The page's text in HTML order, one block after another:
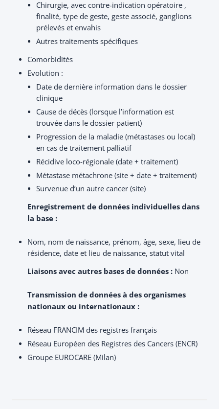
Chirurgie, avec contre-indication opératoire ,
finalité, type de geste, geste associé, ganglions
prélevés et envahis
Autres traitements spécifiques
Comorbidités
Evolution :
Date de dernière information dans le dossier
clinique
Cause de décès (lorsque l’information est
trouvée dans le dossier patient)
Progression de la maladie (métastases ou local)
en cas de traitement palliatif
Récidive loco-régionale (date + traitement)
Métastase métachrone (site + date + traitement)
Survenue d’un autre cancer (site)
Enregistrement de données individuelles dans
la base :
Nom, nom de naissance, prénom, âge, sexe, lieu de
résidence, date et lieu de naissance, statut vital
Liaisons avec autres bases de données : Non
Transmission de données à des organismes
nationaux ou internationaux :
Réseau FRANCIM des registres français
Réseau Européen des Registres des Cancers (ENCR)
Groupe EUROCARE (Milan)